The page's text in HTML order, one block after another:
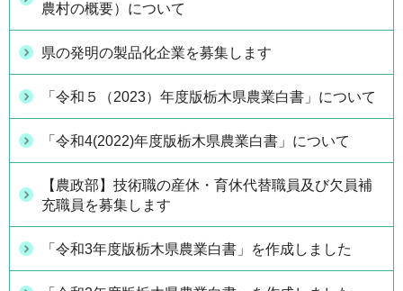
農村の概要）について
県の発明の製品化企業を募集します
「令和５（2023）年度版栃木県農業白書」について
「令和4(2022)年度版栃木県農業白書」について
【農政部】技術職の産休・育休代替職員及び欠員補
充職員を募集します
「令和3年度版栃木県農業白書」を作成しました